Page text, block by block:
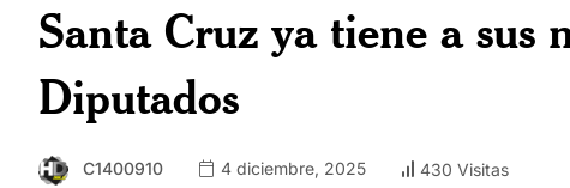
Santa Cruz ya tiene a sus
Diputados
C1400910 4 diciembre, 2025 430 Visitas